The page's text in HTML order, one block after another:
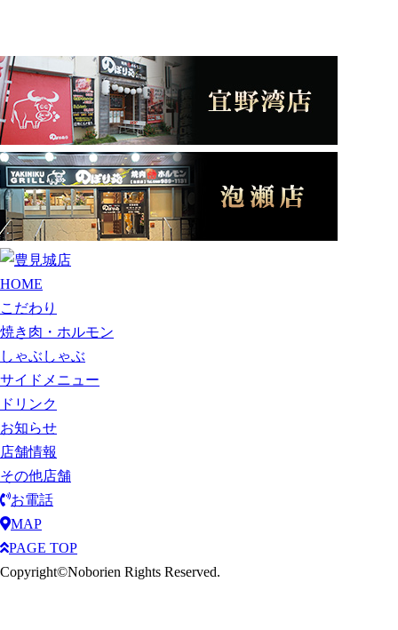
HOME
こだわり
焼き肉・ホルモン
しゃぶしゃぶ
サイドメニュー
ドリンク
お知らせ
店舗情報
その他店舗
お電話
MAP
PAGE TOP
Copyright©Noborien Rights Reserved.